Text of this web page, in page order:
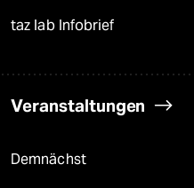
taz lab Infobrief
Veranstaltungen
Demnächst